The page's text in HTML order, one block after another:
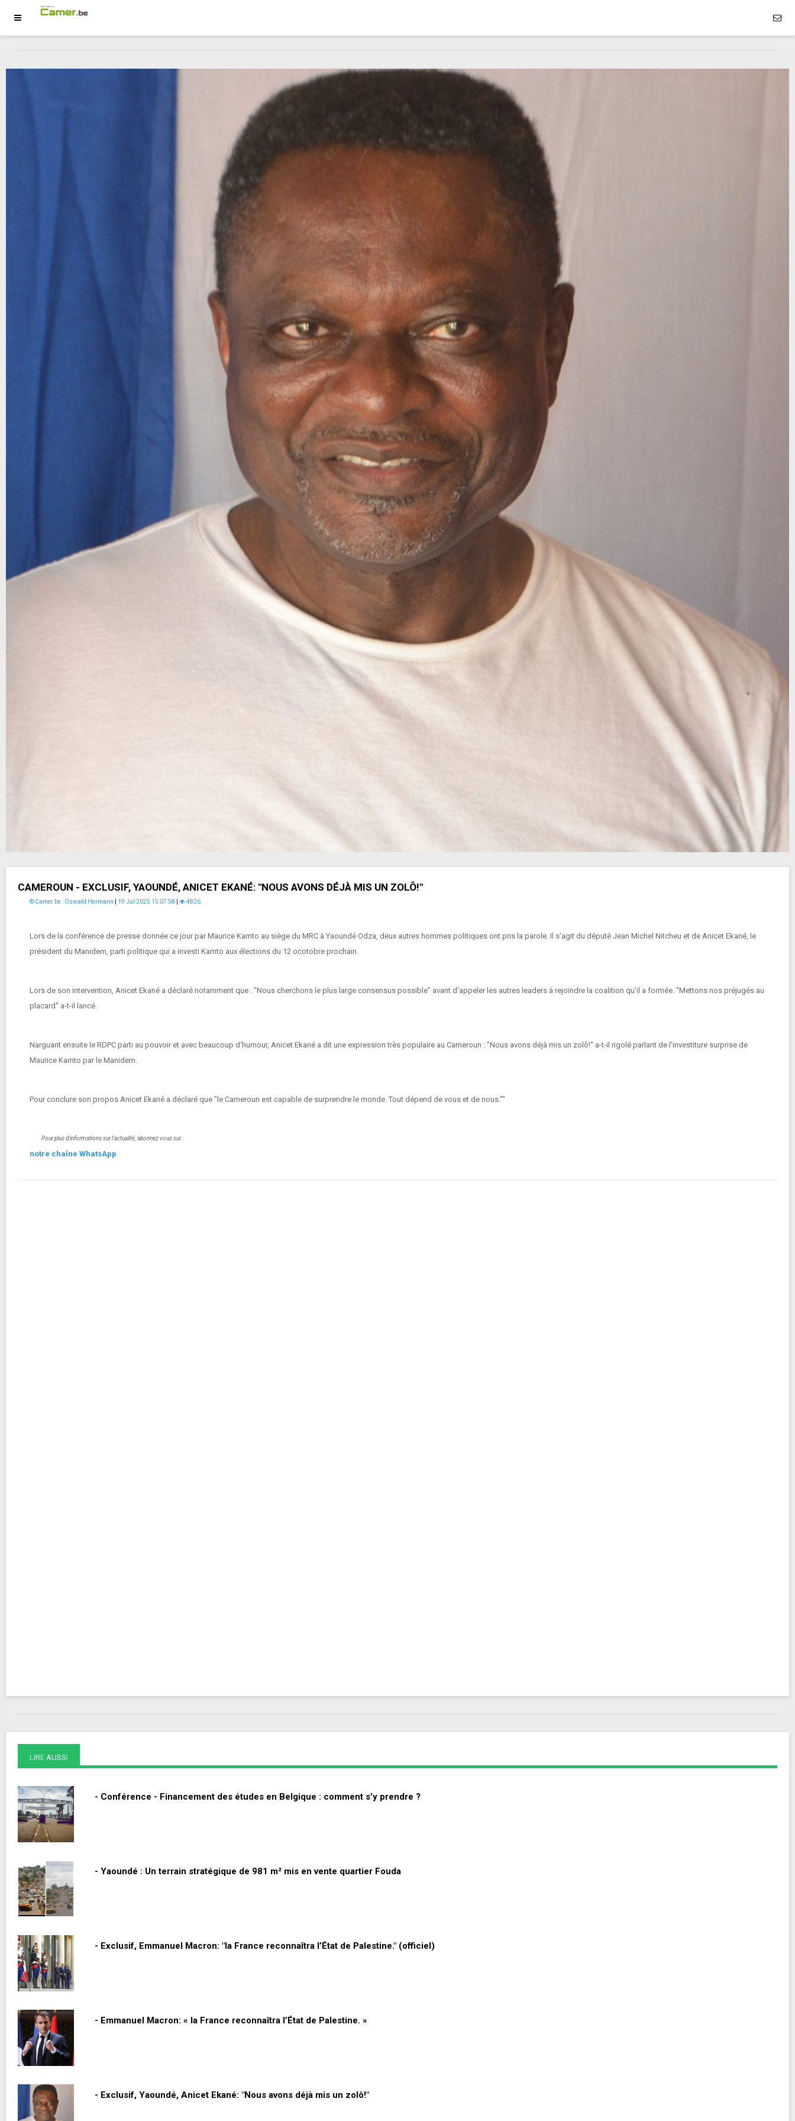
CAMEROUN - EXCLUSIF, YAOUNDÉ, ANICET EKANÉ: "NOUS AVONS DÉJÀ MIS UN ZOLÔ!"
© Camer.be : Oswald Hermann 19 Jul 2025 15:07:58 4826
Lors de la conférence de presse donnée ce jour par Maurice Kamto au siège du MRC à Yaoundé Odza, deux autres hommes politiques ont pris la parole. Il s'agit du député Jean Michel Nitcheu et de Anicet Ekané, le
président du Manidem, parti politique qui a investi Kamto aux élections du 12 ocotobre prochain.
Lors de son intervention, Anicet Ekané a déclaré notamment que : "Nous cherchons le plus large consensus possible" avant d'appeler les autres leaders à rejoindre la coalition qu'il a formée. "Mettons nos préjugés au
placard" a-t-il lancé.
Narguant ensuite le RDPC parti au pouvoir et avec beaucoup d'humour, Anicet Ekané a dit une expression très populaire au Cameroun : "Nous avons déjà mis un zolô!" a-t-il rigolé parlant de l'investiture surprise de
Maurice Kamto par le Manidem.
Pour conclure son propos Anicet Ekané a déclaré que "le Cameroun est capable de surprendre le monde. Tout dépend de vous et de nous.""
Pour plus d'informations sur l'actualité, abonnez vous sur :
notre chaîne WhatsApp
LIRE AUSSI
- Conférence - Financement des études en Belgique : comment s’y prendre ?
- Yaoundé : Un terrain stratégique de 981 m² mis en vente quartier Fouda
- Exclusif, Emmanuel Macron: "la France reconnaîtra l’État de Palestine." (officiel)
- Emmanuel Macron: « la France reconnaîtra l’État de Palestine. »
- Exclusif, Yaoundé, Anicet Ekané: "Nous avons déjà mis un zolô!"